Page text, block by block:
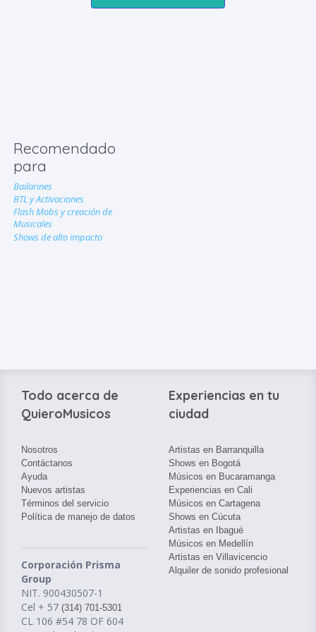
Recomendado
para
Bailarines
BTL y Activaciones
Flash Mobs y creación de
Musicales
Shows de alto impacto
Todo acerca de
QuieroMusicos
Nosotros
Contáctanos
Ayuda
Nuevos artistas
Términos del servicio
Política de manejo de datos
Corporación Prisma
Group
NIT. 900430507-1
Cel + 57 (314) 701-5301
CL 106 #54 78 OF 604
Experiencias en tu
ciudad
Artistas en Barranquilla
Shows en Bogotá
Músicos en Bucaramanga
Experiencias en Cali
Músicos en Cartagena
Shows en Cúcuta
Artistas en Ibagué
Músicos en Medellín
Artistas en Villavicencio
Alquiler de sonido profesional